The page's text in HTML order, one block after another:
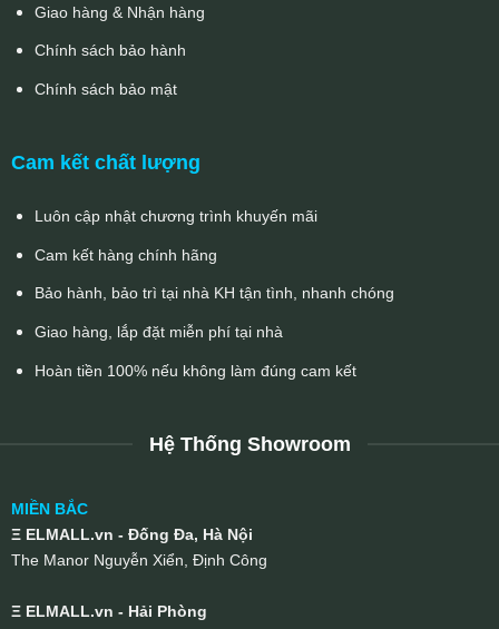
Giao hàng & Nhận hàng
Chính sách bảo hành
Chính sách bảo mật
Cam kết chất lượng
Luôn cập nhật chương trình khuyến mãi
Cam kết hàng chính hãng
Bảo hành, bảo trì tại nhà KH tận tình, nhanh chóng
Giao hàng, lắp đặt miễn phí tại nhà
Hoàn tiền 100% nếu không làm đúng cam kết
Hệ Thống Showroom
MIỀN BẮC
Ξ ELMALL.vn - Đống Đa, Hà Nội
The Manor Nguyễn Xiển, Định Công
Ξ ELMALL.vn - Hải Phòng